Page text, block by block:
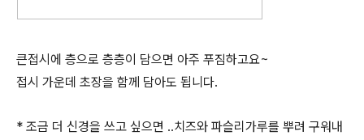
큰접시에 층으로 층층이 담으면 아주 푸짐하고요~
접시 가운데 초장을 함께 담아도 됩니다.
* 조금 더 신경을 쓰고 싶으면 ..치즈와 파슬리가루를 뿌려 구워내